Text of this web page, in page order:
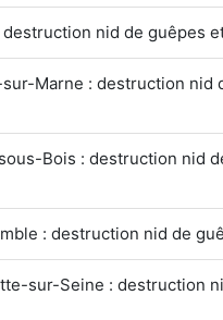
destruction nid de guêpes
Marne : destruction nid
Bois : destruction nid
: destruction nid de
sur-Seine : destruction